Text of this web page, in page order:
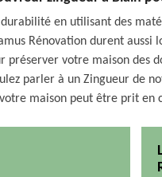
en utilisant des
Rénovation durent
préserver votre maison des
parler à un Zingueur de
votre maison peut être prit en